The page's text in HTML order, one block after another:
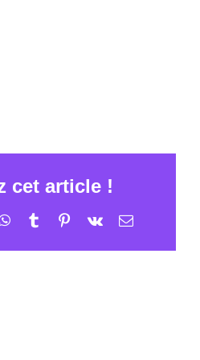
cet article !
WhatsApp
TumblrPinterest
Vk Email